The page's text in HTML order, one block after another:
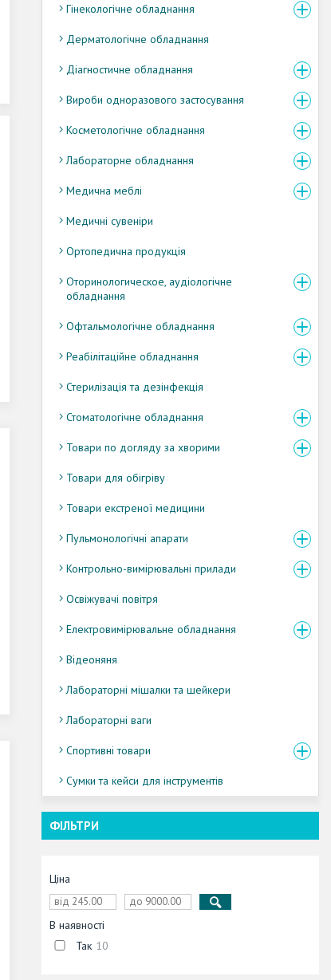
Гінекологічне обладнання
Дерматологічне обладнання
Діагностичне обладнання
Вироби одноразового застосування
Косметологічне обладнання
Лабораторне обладнання
Медична меблі
Медичні сувеніри
Ортопедична продукція
Оторинологическое, аудіологічне
обладнання
Офтальмологічне обладнання
Реабілітаційне обладнання
Стерилізація та дезінфекція
Стоматологічне обладнання
Товари по догляду за хворими
Товари для обігріву
Товари екстреної медицини
Пульмонологічні апарати
Контрольно-вимірювальні прилади
Освіжувачі повітря
Електровимірювальне обладнання
Відеоняня
Лабораторні мішалки та шейкери
Лабораторні ваги
Спортивні товари
Сумки та кейси для інструментів
ФІЛЬТРИ
Ціна
В наявності
Так 10